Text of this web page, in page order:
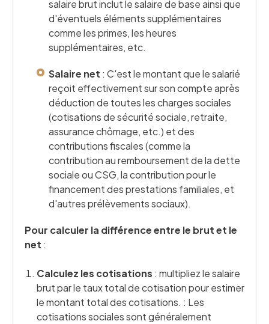
salaire brut inclut le salaire de base ainsi que
d'éventuels éléments supplémentaires
comme les primes, les heures
supplémentaires, etc.
Salaire net : C'est le montant que le salarié
reçoit effectivement sur son compte après
déduction de toutes les charges sociales
(cotisations de sécurité sociale, retraite,
assurance chômage, etc.) et des
contributions fiscales (comme la
contribution au remboursement de la dette
sociale ou CSG, la contribution pour le
financement des prestations familiales, et
d'autres prélèvements sociaux).
Pour calculer la différence entre le brut et le
net :
Calculez les cotisations : multipliez le salaire
brut par le taux total de cotisation pour estimer
le montant total des cotisations. : Les
cotisations sociales sont généralement